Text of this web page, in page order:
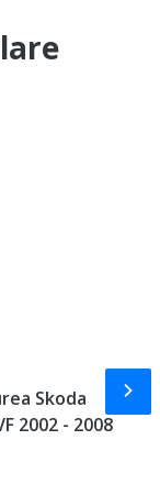
Skoda
2002 - 2008